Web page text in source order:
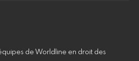
de Worldline en droit des